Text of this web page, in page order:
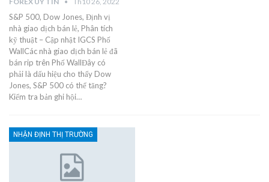
S&P 500, Dow Jones, Định vị
nhà giao dịch bán lẻ, Phân tích
kỹ thuật – Cập nhật IGCS Phố
WallCác nhà giao dịch bán lẻ đã
bán rip trên Phố WallĐây có
phải là dấu hiệu cho thấy Dow
Jones, S&P 500 có thể tăng?
Kiểm tra bản ghi hội…
NHẬN ĐỊNH THỊ TRƯỜNG